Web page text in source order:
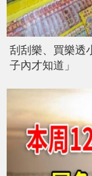
刮刮樂、買樂透
子內才知道」